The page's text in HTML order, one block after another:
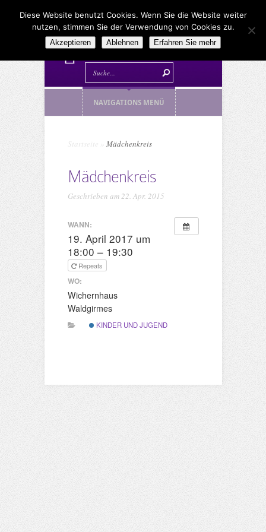
NAVIGATIONS MENÜ
Startseite Mädchenkreis
Mädchenkreis
Geschrieben am 22. Apr. 2015
WANN:
19. April 2017 um
18:00 – 19:30
Repeats
WO:
Wichernhaus
Waldgirmes
KINDER UND JUGEND
Diese Website benutzt Cookies. Wenn Sie die Website weiter
nutzen, stimmen Sie der Verwendung von Cookies zu.
Akzeptieren Ablehnen Erfahren Sie mehr